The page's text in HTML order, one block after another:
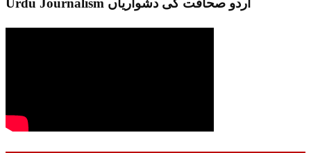
Urdu Journalism اردو صحافت کی دشواریاں